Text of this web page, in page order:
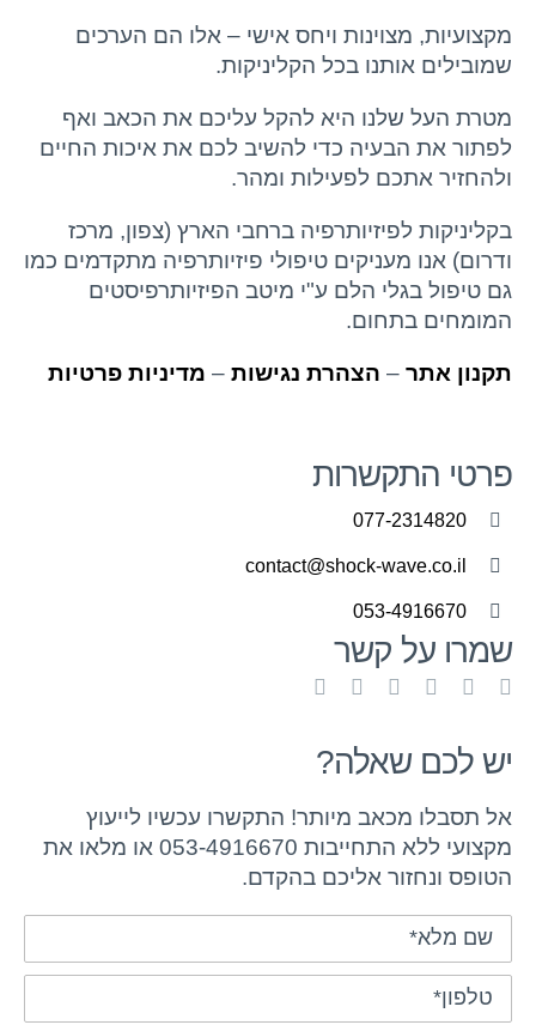
מקצועיות, מצוינות ויחס אישי – אלו הם הערכים
שמובילים אותנו בכל הקליניקות.
מטרת העל שלנו היא להקל עליכם את הכאב ואף
לפתור את הבעיה כדי להשיב לכם את איכות החיים
ולהחזיר אתכם לפעילות ומהר.
בקליניקות לפיזיותרפיה ברחבי הארץ (צפון, מרכז
ודרום) אנו מעניקים טיפולי פיזיותרפיה מתקדמים כמו
גם טיפול בגלי הלם ע"י מיטב הפיזיותרפיסטים
המומחים בתחום.
תקנון אתר– הצהרת נגישות– מדיניות פרטיות
פרטי התקשרות
077-2314820
contact@shock-wave.co.il
053-4916670
שמרו על קשר
יש לכם שאלה?
אל תסבלו מכאב מיותר! התקשרו עכשיו לייעוץ
מקצועי ללא התחייבות 053-4916670 או מלאו את
הטופס ונחזור אליכם בהקדם.